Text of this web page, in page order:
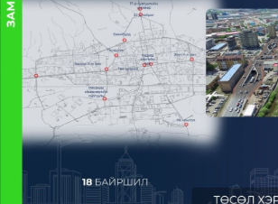
Эдийн засаг
Үзэл бодол
Спорт
Нийгэм
Энтертайнмэнт